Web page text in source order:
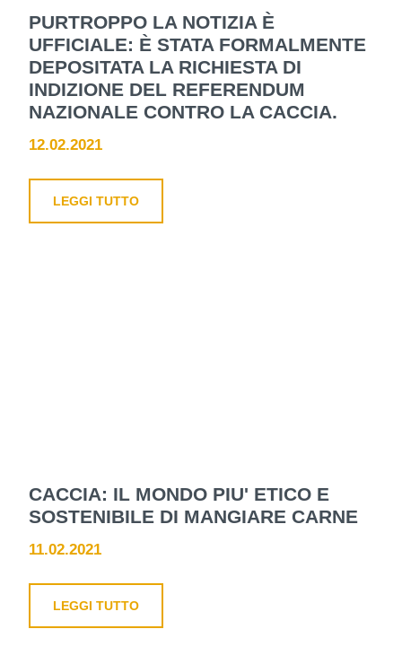
PURTROPPO LA NOTIZIA È
UFFICIALE: È STATA FORMALMENTE
DEPOSITATA LA RICHIESTA DI
INDIZIONE DEL REFERENDUM
NAZIONALE CONTRO LA CACCIA.
12.02.2021
LEGGI TUTTO
CACCIA: IL MONDO PIU' ETICO E
SOSTENIBILE DI MANGIARE CARNE
11.02.2021
LEGGI TUTTO